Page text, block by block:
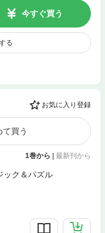
今すぐ買う
る
お気に入り登録
買う
1巻から 最新刊から
ク＆パズル